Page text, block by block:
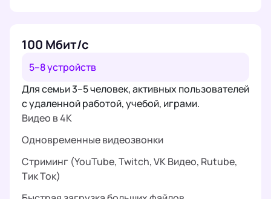
100 Мбит/с
5–8 устройств
Для семьи 3–5 человек, активных пользователей
с удаленной работой, учебой, играми.
Видео в 4K
Одновременные видеозвонки
Стриминг (YouTube, Twitch, VK Видео, Rutube,
Тик Ток)